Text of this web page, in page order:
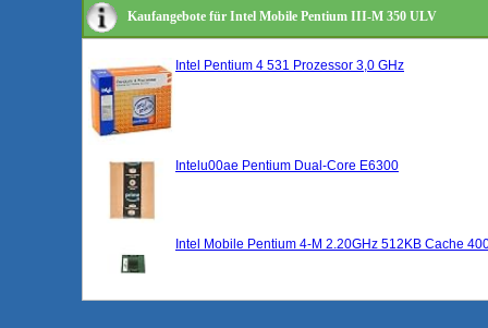
Kaufangebote für Intel Mobile Pentium III-M 350 ULV
Intel Pentium 4 531 Prozessor 3,0 GHz
Intelu00ae Pentium Dual-Core E6300
Intel Mobile Pentium 4-M 2.20GHz 512KB Cache